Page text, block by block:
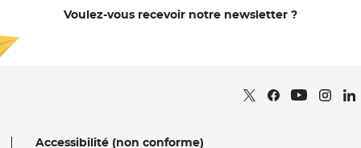
Voulez-vous recevoir notre newsletter ?
Retrouvez nous sur
- Nouvelle fenêtre
Retrouvez
- Nouvelle
Retrouvez
- -
Accessibilité (non conforme)